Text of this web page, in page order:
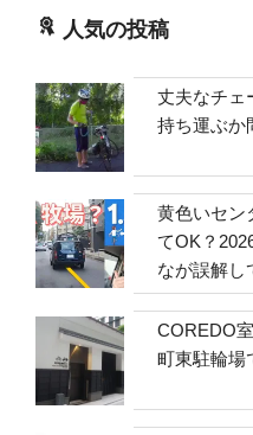
人気の投稿
丈夫なチェ
持ち運ぶか
黄色いセン
てOK？
なが誤解し
COREDO
町東駐輪場